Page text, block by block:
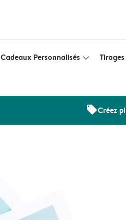
Cadeaux Personnalisés slim_arrow_down
offersCréez